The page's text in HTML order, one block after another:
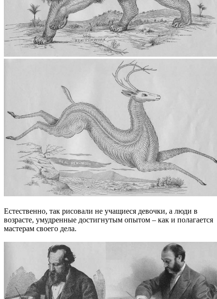
Естественно, так рисовали не учащиеся девочки, а люди в
возрасте, умудренные достигнутым опытом – как и полагается
мастерам своего дела.